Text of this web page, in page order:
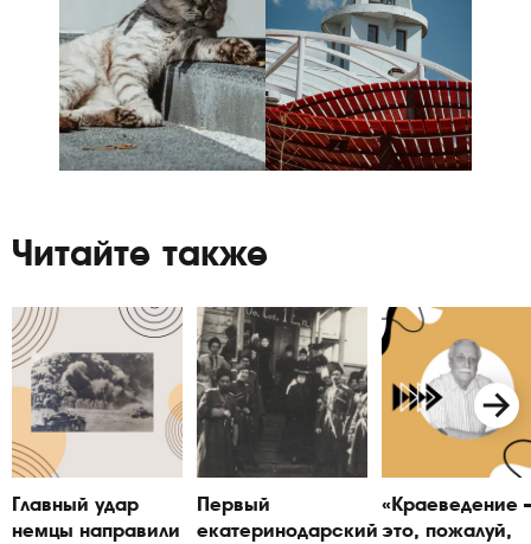
Читайте также
Главный удар
немцы направили
Первый
екатеринодарский
«Краеведение
это, пожалуй,